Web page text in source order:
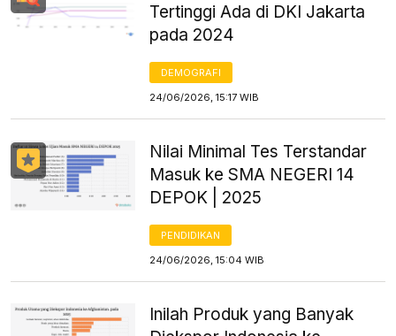
Tertinggi Ada di DKI Jakarta
pada 2024
DEMOGRAFI
24/06/2026, 15:17 WIB
Nilai Minimal Tes Terstandar
Masuk ke SMA NEGERI 14
DEPOK | 2025
PENDIDIKAN
24/06/2026, 15:04 WIB
Inilah Produk yang Banyak